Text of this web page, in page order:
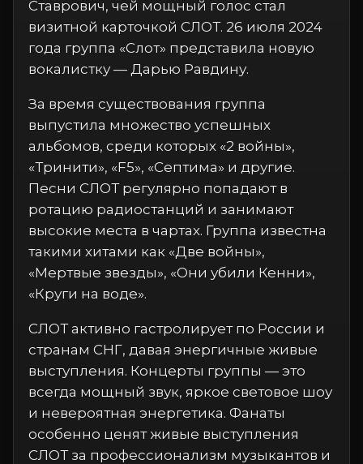
Ставрович, чей мощный голос стал
визитной карточкой СЛОТ. 26 июля 2024
года группа «Слот» представила новую
вокалистку — Дарью Равдину.
За время существования группа
выпустила множество успешных
альбомов, среди которых «2 войны»,
«Тринити», «F5», «Септима» и другие.
Песни СЛОТ регулярно попадают в
ротацию радиостанций и занимают
высокие места в чартах. Группа известна
такими хитами как «Две войны»,
«Мертвые звезды», «Они убили Кенни»,
«Круги на воде».
СЛОТ активно гастролирует по России и
странам СНГ, давая энергичные живые
выступления. Концерты группы — это
всегда мощный звук, яркое световое шоу
и невероятная энергетика. Фанаты
особенно ценят живые выступления
СЛОТ за профессионализм музыкантов и